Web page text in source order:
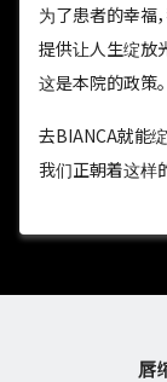
为了患者的幸福
提供让人生绽放
这是本院的政策。
去BIANCA就能绽
我们正朝着这样
唇